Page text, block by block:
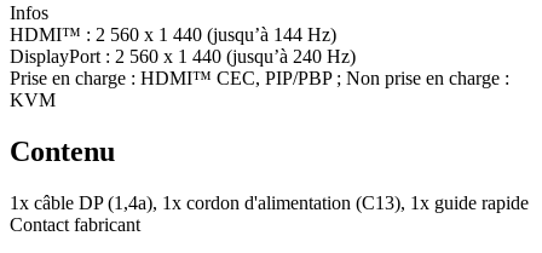
Infos
HDMI™ : 2 560 x 1 440 (jusqu’à 144 Hz)
DisplayPort : 2 560 x 1 440 (jusqu’à 240 Hz)
Prise en charge : HDMI™ CEC, PIP/PBP ; Non prise en charge :
KVM
Contenu
1x câble DP (1,4a), 1x cordon d'alimentation (C13), 1x guide rapide
Contact fabricant